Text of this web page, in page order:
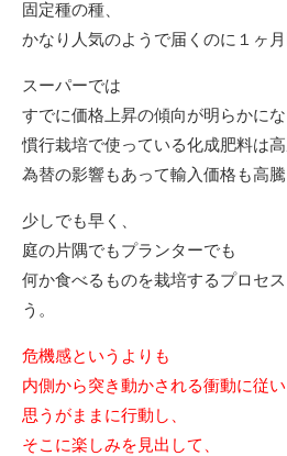
固定種の種、
かなり人気のようで届くのに１ヶ月
スーパーでは
すでに価格上昇の傾向が明らかにな
慣行栽培で使っている化成肥料は高
為替の影響もあって輸入価格も高騰
少しでも早く、
庭の片隅でもプランターでも
何か食べるものを栽培するプロセ
う。
危機感というよりも
内側から突き動かされる衝動に従い
思うがままに行動し、
そこに楽しみを見出して、